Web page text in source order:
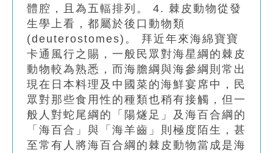
體腔，且為五輻排列。 4. 棘皮動物從發
生學上看，都屬於後口動物類
(deuterostomes)。 拜近年來海綿寶寶
卡通風行之賜，一般民眾對海星綱的棘皮
動物較為熟悉，而海膽綱與海參綱則常出
現在日本料理及中國菜的海鮮宴席中，民
眾對那些食用性的種類也稍有接觸，但一
般人對蛇尾綱的「陽燧足」及海百合綱的
「海百合」與「海羊齒」則極度陌生，甚
至常有人將海百合綱的棘皮動物當成是海